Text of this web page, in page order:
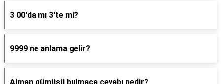
3 00'da mı 3'te mi?
9999 ne anlama gelir?
Alman gümüşü bulmaca cevabı nedir?